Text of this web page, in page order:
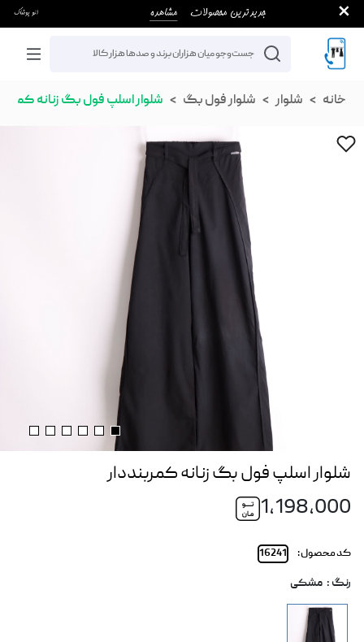
خانه شلوار شلوار فول بگ شلوار اسلپ فول بگ زنانه
شلوار اسلپ فول بگ زنانه کمربنددار
1,198,000
کد محصول : 16241
رنگ : مشکی